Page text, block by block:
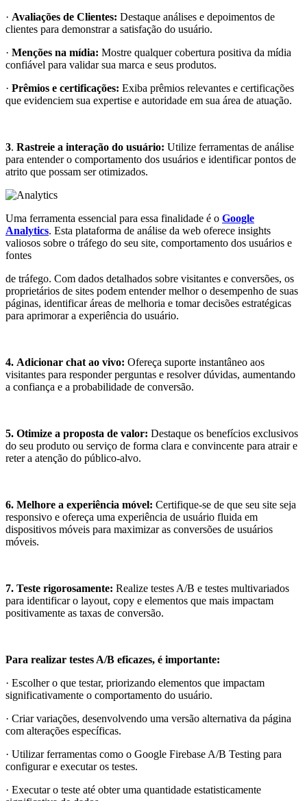
· Avaliações de Clientes: Destaque análises e depoimentos de
clientes para demonstrar a satisfação do usuário.
· Menções na mídia: Mostre qualquer cobertura positiva da mídia
confiável para validar sua marca e seus produtos.
· Prêmios e certificações: Exiba prêmios relevantes e certificações
que evidenciem sua expertise e autoridade em sua área de atuação.
3. Rastreie a interação do usuário: Utilize ferramentas de análise
para entender o comportamento dos usuários e identificar pontos de
atrito que possam ser otimizados.
Uma ferramenta essencial para essa finalidade é o Google
Analytics. Esta plataforma de análise da web oferece insights
valiosos sobre o tráfego do seu site, comportamento dos usuários e
fontes
de tráfego. Com dados detalhados sobre visitantes e conversões, os
proprietários de sites podem entender melhor o desempenho de suas
páginas, identificar áreas de melhoria e tomar decisões estratégicas
para aprimorar a experiência do usuário.
4. Adicionar chat ao vivo: Ofereça suporte instantâneo aos
visitantes para responder perguntas e resolver dúvidas, aumentando
a confiança e a probabilidade de conversão.
5. Otimize a proposta de valor: Destaque os benefícios exclusivos
do seu produto ou serviço de forma clara e convincente para atrair e
reter a atenção do público-alvo.
6. Melhore a experiência móvel: Certifique-se de que seu site seja
responsivo e ofereça uma experiência de usuário fluida em
dispositivos móveis para maximizar as conversões de usuários
móveis.
7. Teste rigorosamente: Realize testes A/B e testes multivariados
para identificar o layout, copy e elementos que mais impactam
positivamente as taxas de conversão.
Para realizar testes A/B eficazes, é importante:
· Escolher o que testar, priorizando elementos que impactam
significativamente o comportamento do usuário.
· Criar variações, desenvolvendo uma versão alternativa da página
com alterações específicas.
· Utilizar ferramentas como o Google Firebase A/B Testing para
configurar e executar os testes.
· Executar o teste até obter uma quantidade estatisticamente